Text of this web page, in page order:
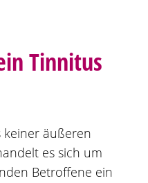
Tinnitus
keiner äußeren
es sich um
Betroffene ein